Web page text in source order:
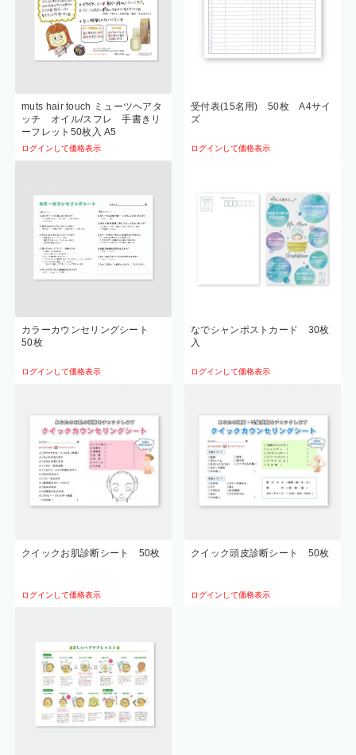
muts hair touch ミューツヘアタ
ッチ オイル/スフレ 手書きリ
ーフレット50枚入 A5
ログインして価格表示
受付表(15名用) 50枚 A4サイ
ズ
ログインして価格表示
カラーカウンセリングシート
50枚
ログインして価格表示
なでシャンポストカード 30枚
入
ログインして価格表示
クイックお肌診断シート 50枚
ログインして価格表示
クイック頭皮診断シート 50枚
ログインして価格表示